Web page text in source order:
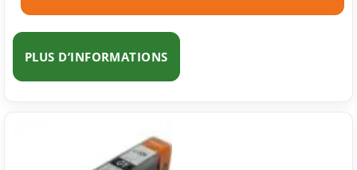
PLUS D’INFORMATIONS